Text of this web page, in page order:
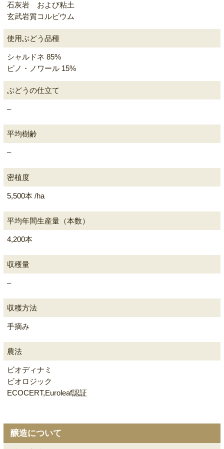
石灰岩 および粘土
玄武岩質コルビウム
使用ぶどう品種
シャルドネ 85%
ピノ・ノワール 15%
ぶどうの仕立て
–
平均樹齢
–
密植度
5,500本 /ha
平均年間生産量（本数）
4,200本
収穫量
–
収穫方法
手摘み
農法
ビオディナミ
ビオロジック
ECOCERT,Euroleaf認証
醸造について